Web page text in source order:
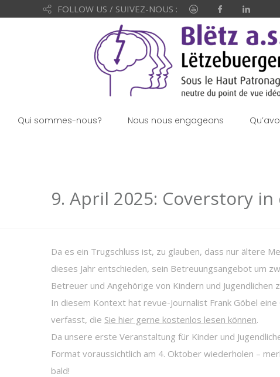
FOLLOW US / SUIVEZ-NOUS :
Qui sommes-nous? Nous nous engageons
9. April 2025: Coverstory
Da es ein Trugschluss ist, zu glauben, dass nur ältere
dieses Jahr entschieden, sein Betreuungsangebot um
Betreuer und Angehörige von Kindern und Jugendlichen
In diesem Kontext hat revue-Journalist Frank Göbel
verfasst, die Sie hier gerne kostenlos lesen können.
Da unsere erste Veranstaltung für Kinder und
Format voraussichtlich am 4. Oktober wiederholen –
bald!